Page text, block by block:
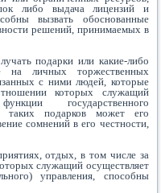
либо выдача лицензий и
вызвать обоснованные
решений, принимаемых в
подарки или какие-либо
на личных торжественных
с ними людей, которые
которых служащий
государственного
таких подарков может его
сомнений в его честности,
отдых, в том числе за
служащий осуществляет
управления, способны